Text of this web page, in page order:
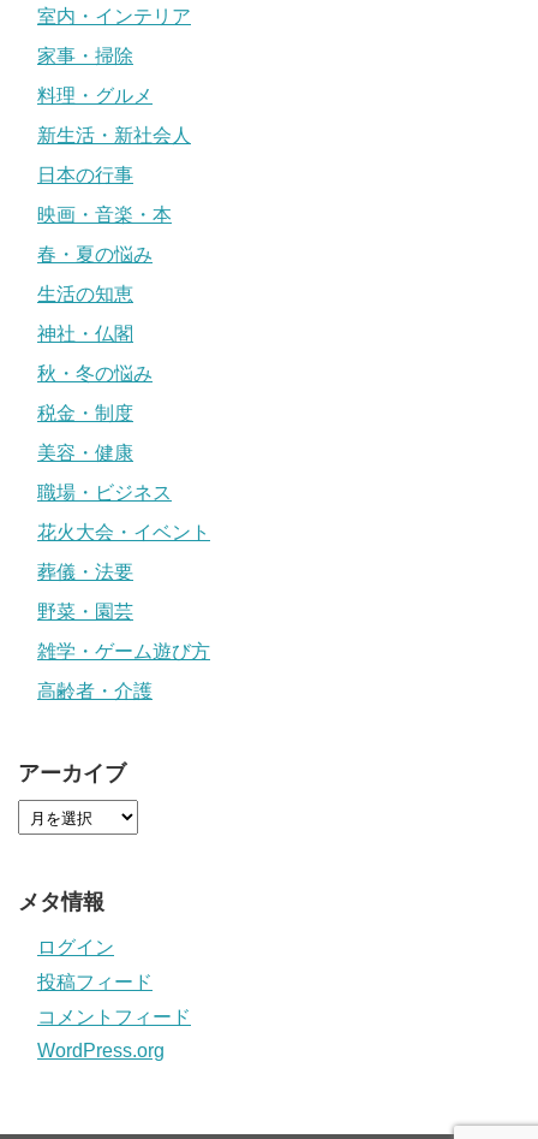
室内・インテリア
家事・掃除
料理・グルメ
新生活・新社会人
日本の行事
映画・音楽・本
春・夏の悩み
生活の知恵
神社・仏閣
秋・冬の悩み
税金・制度
美容・健康
職場・ビジネス
花火大会・イベント
葬儀・法要
野菜・園芸
雑学・ゲーム遊び方
高齢者・介護
アーカイブ
メタ情報
ログイン
投稿フィード
コメントフィード
WordPress.org